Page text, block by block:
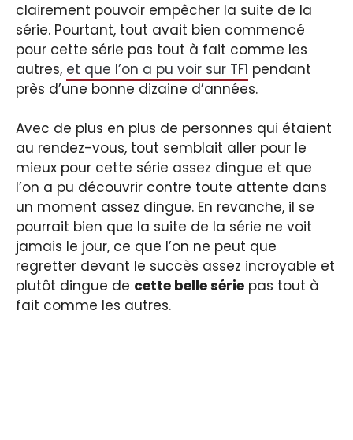
clairement pouvoir empêcher la suite de la
série. Pourtant, tout avait bien commencé
pour cette série pas tout à fait comme les
autres, et que l’on a pu voir sur TF1 pendant
près d’une bonne dizaine d’années.
Avec de plus en plus de personnes qui étaient
au rendez-vous, tout semblait aller pour le
mieux pour cette série assez dingue et que
l’on a pu découvrir contre toute attente dans
un moment assez dingue. En revanche, il se
pourrait bien que la suite de la série ne voit
jamais le jour, ce que l’on ne peut que
regretter devant le succès assez incroyable et
plutôt dingue de cette belle série pas tout à
fait comme les autres.